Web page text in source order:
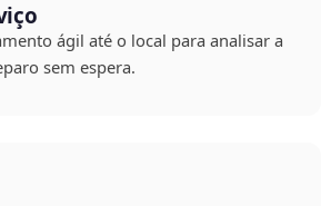
ágil até o local para analisar a
sem espera.